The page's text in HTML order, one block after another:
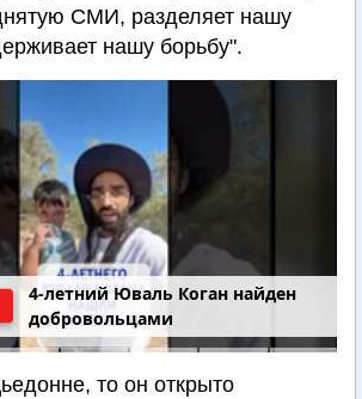
СМИ, разделяет нашу
нашу борьбу".
4-летний Юваль Коган найден
добровольцами
то он открыто